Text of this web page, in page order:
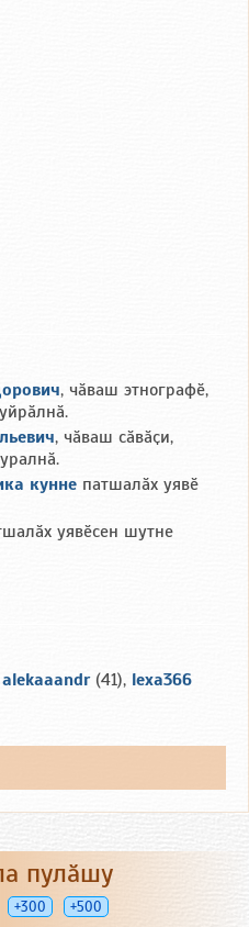
, чӑваш этнографӗ,
, чӑваш сӑвӑҫи,
кунне патшалӑх уявӗ
уявӗсен шутне
alekaaandr(41), lexa366
пулӑшу
+300 +500